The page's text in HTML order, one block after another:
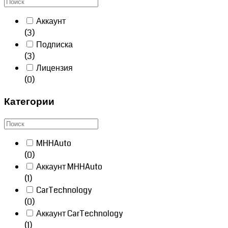
Аккаунт
(3)
Подписка
(3)
Лицензия
(0)
Категории
MHHAuto
(0)
Аккаунт MHHAuto
(1)
CarTechnology
(0)
Аккаунт CarTechnology
(1)